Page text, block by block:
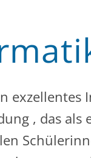
exzellentes
, das als